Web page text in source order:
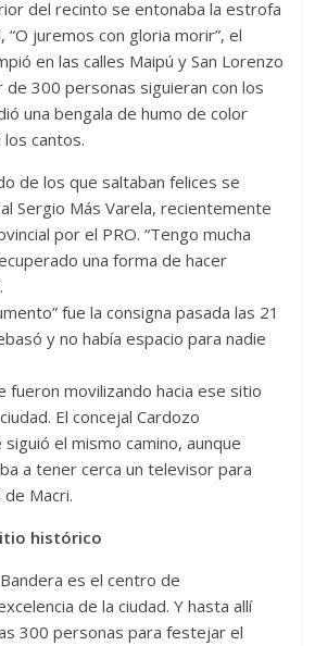
del recinto se entonaba la estrofa
“O juremos con gloria morir”, el
en las calles Maipú y San Lorenzo
300 personas siguieran con los
una bengala de humo de color
cantos.
de los que saltaban felices se
Sergio Más Varela, recientemente
por el PRO. “Tengo mucha
una forma de hacer
fue la consigna pasada las 21
y no había espacio para nadie
fueron movilizando hacia ese sitio
El concejal Cardozo
el mismo camino, aunque
a tener cerca un televisor para
de Macri.
histórico
es el centro de
de la ciudad. Y hasta allí
300 personas para festejar el